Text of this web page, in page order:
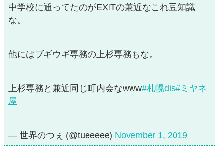
中学校に通ってたのがEXITの兼近なこれ豆知識
な。
他にはブギウギ専務の上杉専務もな。
上杉専務と兼近同じ町内会なwww#札幌dis#ミヤネ
屋
— 世界のつぇ (@tueeeee) November 1, 2019